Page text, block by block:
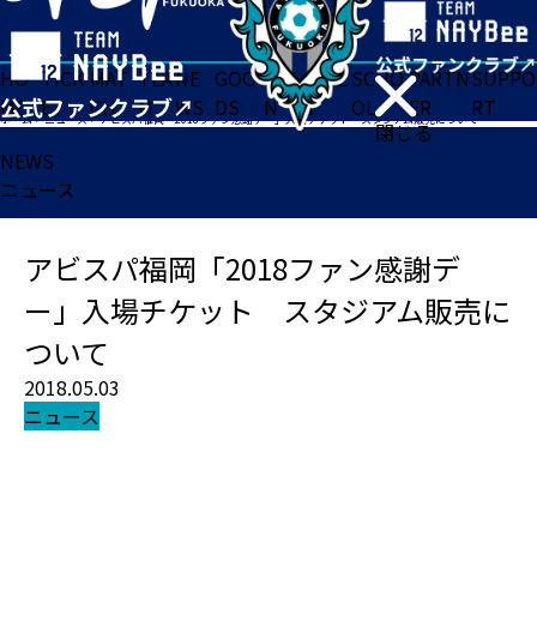
閉じる
HO
ME
TICK
ET
MAT
CH
TEA
M
NE
WS
GOO
DS
FA
N
ACADE
MY
SCHO
OL
PARTN
ER
SUPPO
RT
ホーム>ニュース>アビスパ福岡「2018ファン感謝デー」入場チケット スタジアム販売について
NEWS
ニュース
アビスパ福岡「2018ファン感謝デ
ー」入場チケット スタジアム販売に
ついて
2018.05.03
ニュース